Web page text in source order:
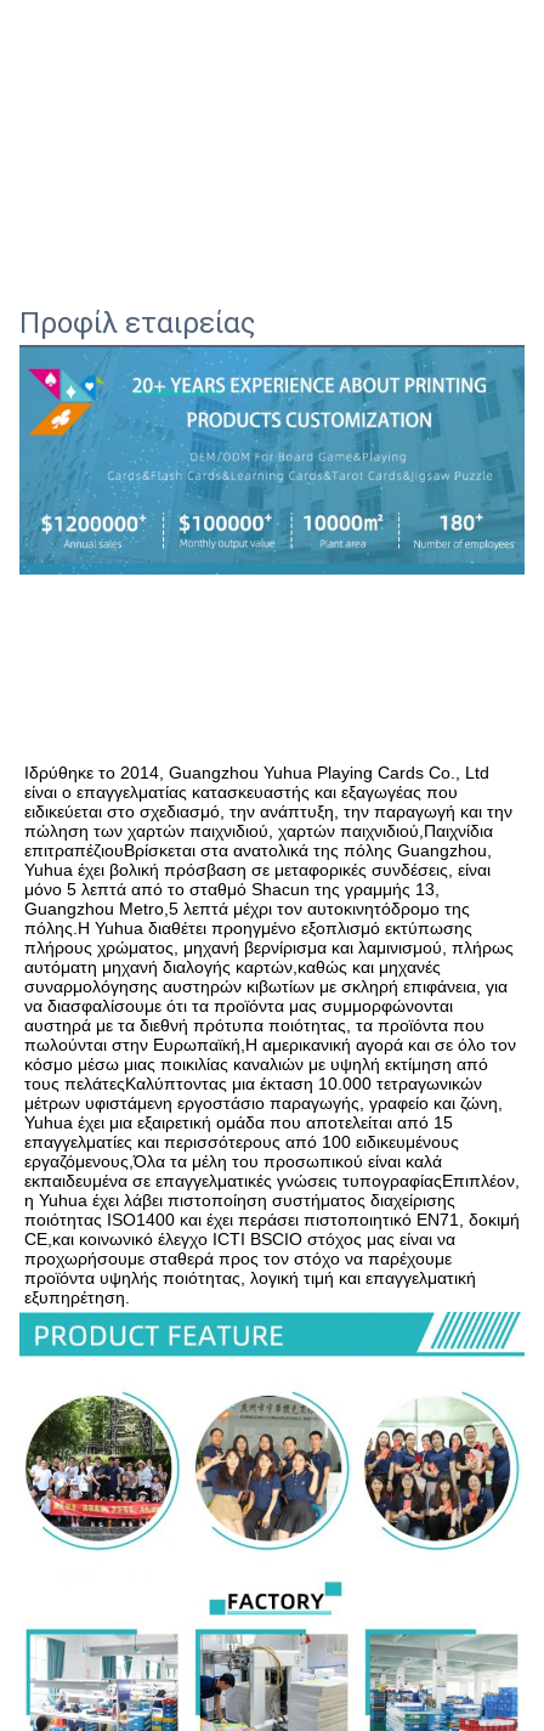
Προφίλ εταιρείας
Ιδρύθηκε το 2014, Guangzhou Yuhua Playing Cards Co., Ltd
είναι ο επαγγελματίας κατασκευαστής και εξαγωγέας που
ειδικεύεται στο σχεδιασμό, την ανάπτυξη, την παραγωγή και την
πώληση των χαρτών παιχνιδιού, χαρτών παιχνιδιού,Παιχνίδια
επιτραπέζιουΒρίσκεται στα ανατολικά της πόλης Guangzhou,
Yuhua έχει βολική πρόσβαση σε μεταφορικές συνδέσεις, είναι
μόνο 5 λεπτά από το σταθμό Shacun της γραμμής 13,
Guangzhou Metro,5 λεπτά μέχρι τον αυτοκινητόδρομο της
πόλης.Η Yuhua διαθέτει προηγμένο εξοπλισμό εκτύπωσης
πλήρους χρώματος, μηχανή βερνίρισμα και λαμινισμού, πλήρως
αυτόματη μηχανή διαλογής καρτών,καθώς και μηχανές
συναρμολόγησης αυστηρών κιβωτίων με σκληρή επιφάνεια, για
να διασφαλίσουμε ότι τα προϊόντα μας συμμορφώνονται
αυστηρά με τα διεθνή πρότυπα ποιότητας, τα προϊόντα που
πωλούνται στην Ευρωπαϊκή,Η αμερικανική αγορά και σε όλο τον
κόσμο μέσω μιας ποικιλίας καναλιών με υψηλή εκτίμηση από
τους πελάτεςΚαλύπτοντας μια έκταση 10.000 τετραγωνικών
μέτρων υφιστάμενη εργοστάσιο παραγωγής, γραφείο και ζώνη,
Yuhua έχει μια εξαιρετική ομάδα που αποτελείται από 15
επαγγελματίες και περισσότερους από 100 ειδικευμένους
εργαζόμενους,Όλα τα μέλη του προσωπικού είναι καλά
εκπαιδευμένα σε επαγγελματικές γνώσεις τυπογραφίαςΕπιπλέον,
η Yuhua έχει λάβει πιστοποίηση συστήματος διαχείρισης
ποιότητας ISO1400 και έχει περάσει πιστοποιητικό EN71, δοκιμή
CE,και κοινωνικό έλεγχο ICTI BSCIΟ στόχος μας είναι να
προχωρήσουμε σταθερά προς τον στόχο να παρέχουμε
προϊόντα υψηλής ποιότητας, λογική τιμή και επαγγελματική
εξυπηρέτηση.